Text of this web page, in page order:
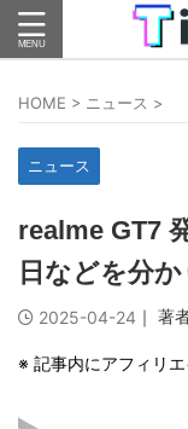
HOME > ニュース >
ニュース
realme GT7
日などを分
2025-04-24 ｜ 著
※ 記事内にアフィリ